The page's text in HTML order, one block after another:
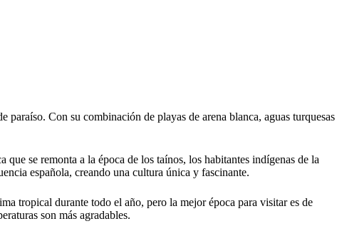
paraíso. Con su combinación de playas de arena blanca, aguas turquesas
se remonta a la época de los taínos, los habitantes indígenas de la
creando una cultura única y fascinante.
tropical durante todo el año, pero la mejor época para visitar es de
son más agradables.